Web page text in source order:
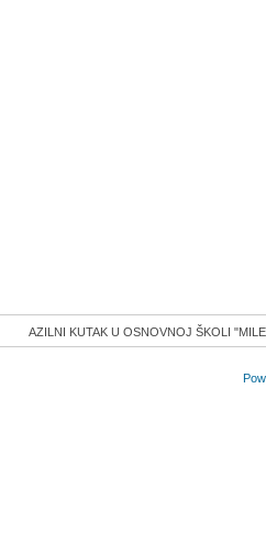
AZILNI KUTAK U OSNOVNOJ ŠKOLI